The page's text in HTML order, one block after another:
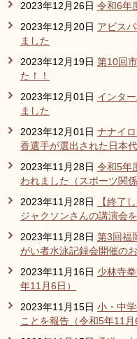
2023年12月26日 令和6年
2023年12月20日 アビス
ました
2023年12月19日 第10回
た！！
2023年12月01日 インタ
ました
2023年12月01日 ナナイ
香選手が選出された日本
2023年11月28日 令和5年
われました（スポーツ関係
2023年11月28日
【終了
ジャクソンさんの講演会
2023年11月28日 第3回福
がい者水泳記録会開催の
2023年11月16日 少林寺
年11月6日）
2023年11月15日 小・中
ことを報告（令和5年11月